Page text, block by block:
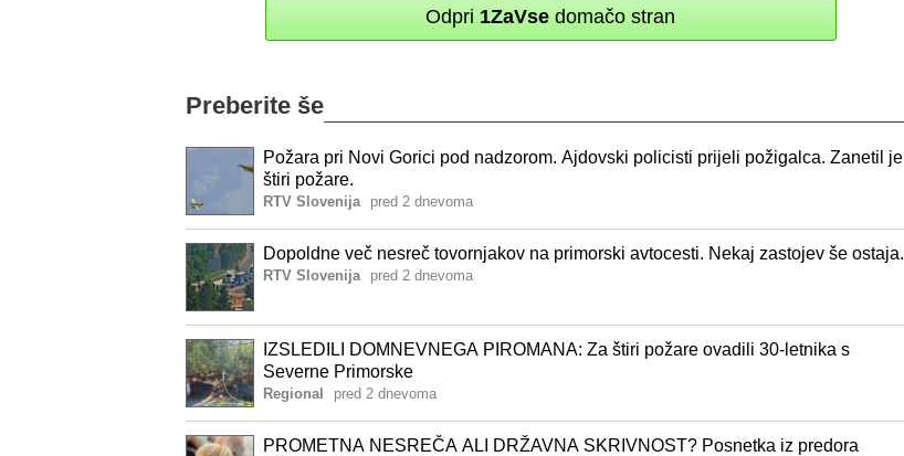
Odpri 1ZaVse domačo stran
Preberite še
Požara pri Novi Gorici pod nadzorom. Ajdovski policisti prijeli požigalca. Zanetil je
štiri požare.
RTV Slovenija pred 2 dnevoma
Dopoldne več nesreč tovornjakov na primorski avtocesti. Nekaj zastojev še ostaja.
RTV Slovenija pred 2 dnevoma
IZSLEDILI DOMNEVNEGA PIROMANA: Za štiri požare ovadili 30-letnika s
Severne Primorske
Regional pred 2 dnevoma
PROMETNA NESREČA ALI DRŽAVNA SKRIVNOST? Posnetka iz predora